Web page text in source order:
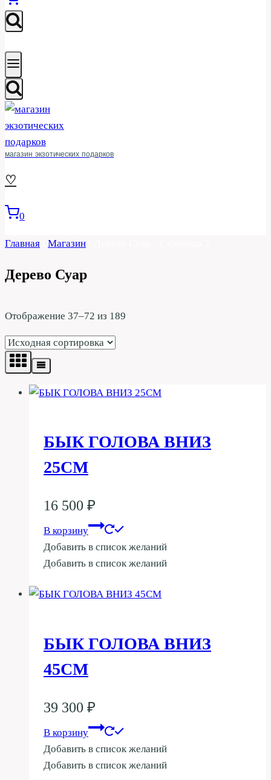
магазин экзотических подарков
♡
0
Главная Магазин
Дерево Суар
Отображение 37–72 из 189
БЫК ГОЛОВА ВНИЗ
25СМ
16 500 ₽
В корзину
Добавить в список желаний
Добавить в список желаний
БЫК ГОЛОВА ВНИЗ
45СМ
39 300 ₽
В корзину
Добавить в список желаний
Добавить в список желаний